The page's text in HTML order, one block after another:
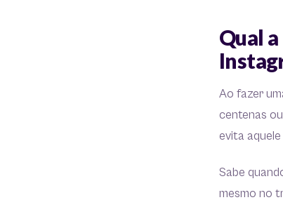
Qual
Ao fazer
centenas
evita
Sabe
mesmo no